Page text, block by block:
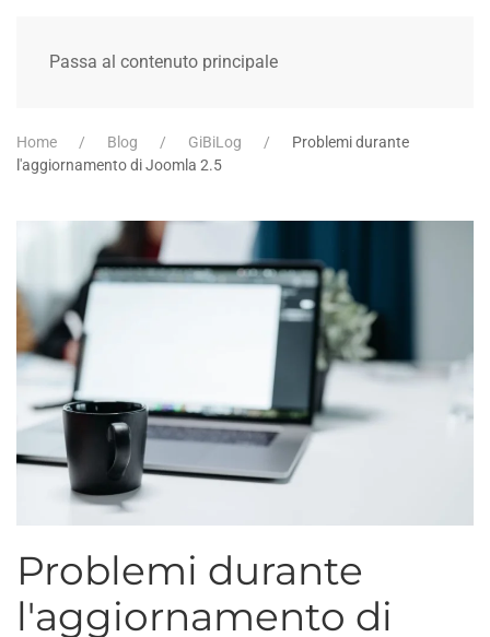
Passa al contenuto principale
Home Blog GiBiLog
Problemi durante
l'aggiornamento di Joomla 2.5
Problemi durante
l'aggiornamento di